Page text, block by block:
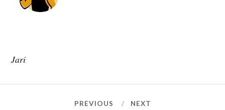
Jari
PREVIOUS NEXT